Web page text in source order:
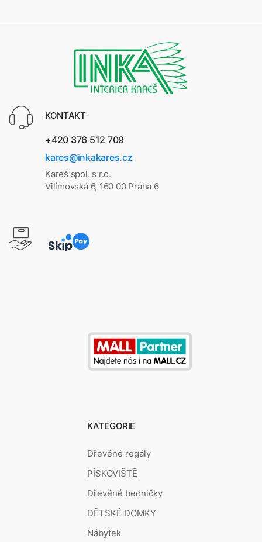
KONTAKT
+420 376 512 709
kares@inkakares.cz
Kareš spol. s r.o.
Vilímovská 6, 160 00 Praha 6
KATEGORIE
Dřevěné regály
PÍSKOVIŠTĚ
Dřevěné bedničky
DĚTSKÉ DOMKY
Nábytek